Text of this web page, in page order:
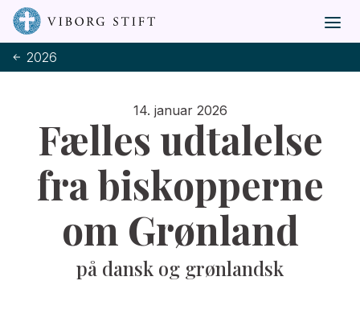
2026
14. januar 2026
Fælles udtalelse
fra biskopperne
om Grønland
på dansk og grønlandsk